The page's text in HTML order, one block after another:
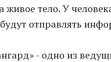
живое тело. У
отправлять
- одно из